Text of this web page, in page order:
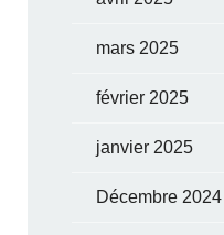
mars 2025
février 2025
janvier 2025
Décembre 2024